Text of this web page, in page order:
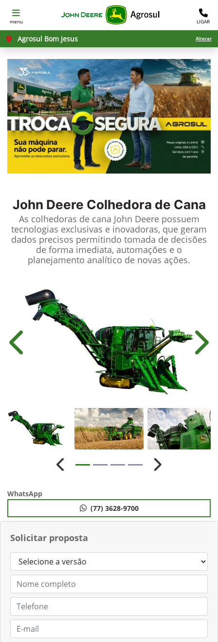
menu LIGAR
Agrosul Bom Jesus Alterar
John Deere Colhedora de Cana
As colhedoras de cana John Deere possuem
tecnologias exclusivas e inovadoras, que geram
dados precisos permitindo tomada de decisões
de forma imediata, automações e o
planejamento analítico de novas ações.
Solicitar proposta
Anterior
Anterior Próximo
WhatsApp
(77) 3628-9700